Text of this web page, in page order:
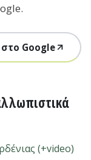
Google
(+video)